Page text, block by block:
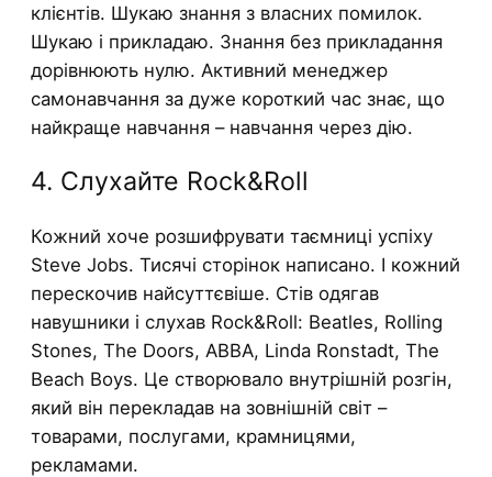
клієнтів. Шукаю знання з власних помилок.
Шукаю і прикладаю. Знання без прикладання
дорівнюють нулю. Активний менеджер
самонавчання за дуже короткий час знає, що
найкраще навчання – навчання через дію.
4. Слухайте Rock&Roll
Кожний хоче розшифрувати таємниці успіху
Steve Jobs. Тисячі сторінок написано. І кожний
перескочив найсуттєвіше. Стів одягав
навушники і слухав Rock&Roll: Beatles, Rolling
Stones, The Doors, ABBA, Linda Ronstadt, The
Beach Boys. Це створювало внутрішній розгін,
який він перекладав на зовнішній світ –
товарами, послугами, крамницями,
рекламами.